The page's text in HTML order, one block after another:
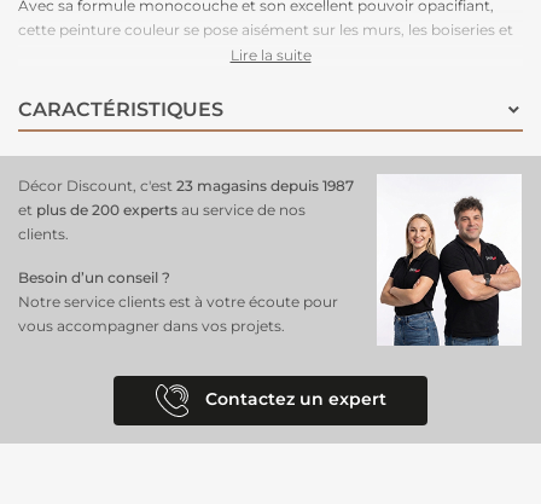
Avec sa formule monocouche et son excellent pouvoir opacifiant,
cette peinture couleur se pose aisément sur les murs, les boiseries et
radiateurs. Disponible en plusieurs teintes, ce testeur de peinture
rafraîchissante du bleu seram, une teinte vibrante qui apportera une
touche de modernité à votre intérieur.
Lire la suite
CARACTÉRISTIQUES
Décor Discount, c'est 23 magasins depuis 1987
et plus de 200 experts au service de nos
clients.
Besoin d’un conseil ?
Notre service clients est à votre écoute pour
vous accompagner dans vos projets.
Contactez un expert